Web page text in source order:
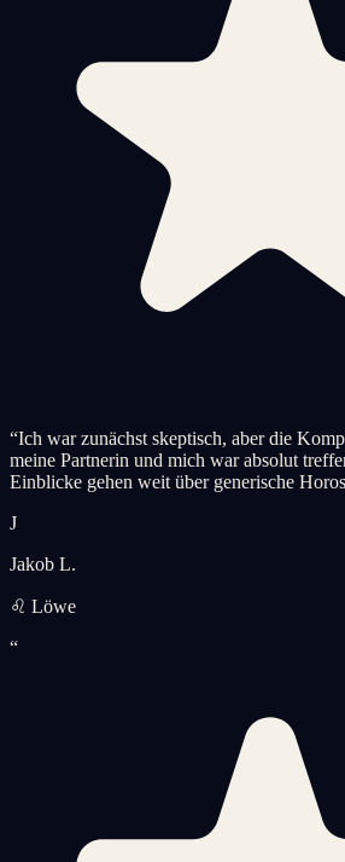
“Ich war zunächst skeptisch, aber die
meine Partnerin und mich war absolut
Einblicke gehen weit über generische
J
Jakob L.
♌ Löwe
“